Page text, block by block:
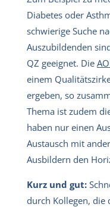
Diabetes oder
schwierige Suche
Auszubildenden
QZ geeignet. Die
einem
ergeben, so
Thema ist zudem
haben nur einen
Austausch mit
Ausbildern den
Kurz und gut:
durch Kollegen, die